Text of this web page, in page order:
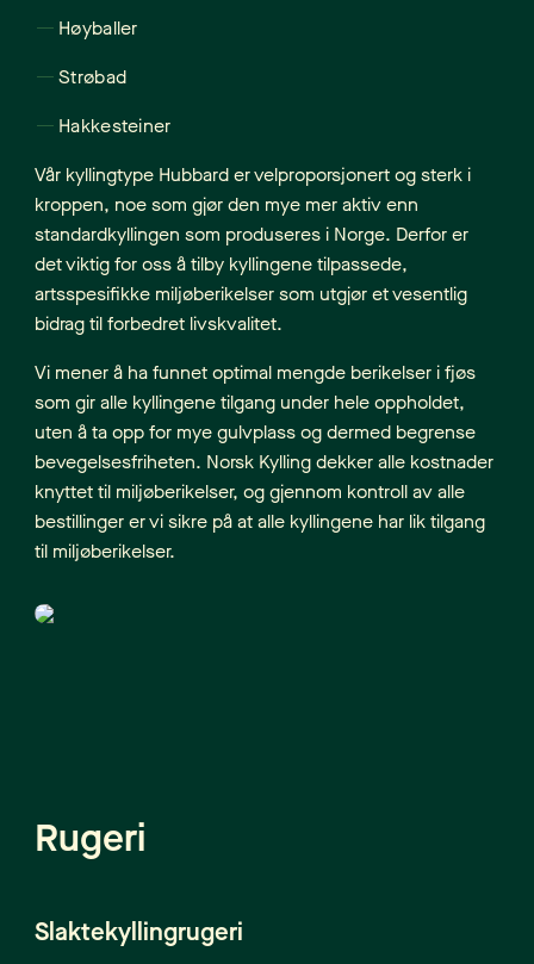
Høyballer
Strøbad
Hakkesteiner
Vår kyllingtype Hubbard er velproporsjonert og sterk i
kroppen, noe som gjør den mye mer aktiv enn
standardkyllingen som produseres i Norge. Derfor er
det viktig for oss å tilby kyllingene tilpassede,
artsspesifikke miljøberikelser som utgjør et vesentlig
bidrag til forbedret livskvalitet.
Vi mener å ha funnet optimal mengde berikelser i fjøs
som gir alle kyllingene tilgang under hele oppholdet,
uten å ta opp for mye gulvplass og dermed begrense
bevegelsesfriheten. Norsk Kylling dekker alle kostnader
knyttet til miljøberikelser, og gjennom kontroll av alle
bestillinger er vi sikre på at alle kyllingene har lik tilgang
til miljøberikelser.
Rugeri
Slaktekyllingrugeri